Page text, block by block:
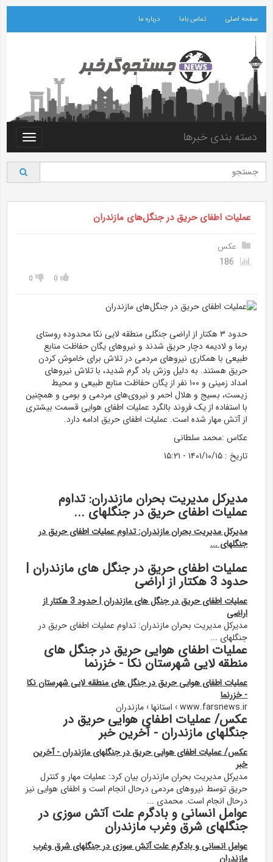
صفحه اصلی تماس باما درباره ما
Toggle
دسته بندی خبرها
عملیات اطفای حریق در جنگل‌های مازندران
عکس
0
0
حدود ۳ هکتار از اراضی جنگلی منطقه لایی نکا محدوده روستای
برما و لادیمه دچار حریق شدند و نیرو‌های یگان حفاظت منابع
طبیعی با همکاری نیرو‌های مردمی در تلاش برای خاموش کردن
حریق هستند. به دلیل وزش باد گرم شدید، با تلاش نیرو‌های
امداد زمینی و ۱۰۰ نفر از یگان حفاظت منابع طبیعی و محیط
زیست، بسیج و هلال احمر و نیروی‌های مردمی و بومی و همچنین
با استفاده از یک فروند بالگرد عملیات اطفای هوایی قسمت بیشتری
از آتش مهار شده است. عملیات اطفای حریق ادامه دارد.
عکاس : محمد سلطانی
تاریخ : ۱۴۰۱/۱۰/۱۵ - ۱۵:۲۱
مدیرکل مدیریت بحران مازندران: تداوم
عملیات اطفای حریق در جنگلهای ...
مدیرکل مدیریت بحران مازندران: تداوم عملیات اطفای حریق در
جنگلهای ...
عملیات اطفای حریق در جنگل های مازندران |
حدود 3 هکتار از اراضی
عملیات اطفای حریق در جنگل های مازندران | حدود 3 هکتار از
اراضی
مدیرکل مدیریت بحران مازندران: تداوم عملیات اطفای حریق در
جنگلهای ...
عملیات اطفای هوایی حریق در جنگل های
منطقه لایی شهرستان نکا - خزرنما
عملیات اطفای هوایی حریق در جنگل های منطقه لایی شهرستان نکا
- خزرنما
www.farsnews.ir › استانها › مازندران
عکس/ عملیات اطفای هوایی حریق در
جنگلهای مازندران - آخرین خبر
عکس/ عملیات اطفای هوایی حریق در جنگلهای مازندران - آخرین
خبر
مدیرکل مدیریت بحران مازندران بیان کرد: عملیات مهار و کنترل
حریق توسط نیروهای مردمی درحال انجام است و اطفای هوایی نیز
درحال انجام است. محمدی ...
عوامل انسانی و بادگرم علت آتش سوزی در
جنگلهای شرق وغرب مازندران
عوامل انسانی و بادگرم علت آتش سوزی در جنگلهای شرق وغرب
مازندران